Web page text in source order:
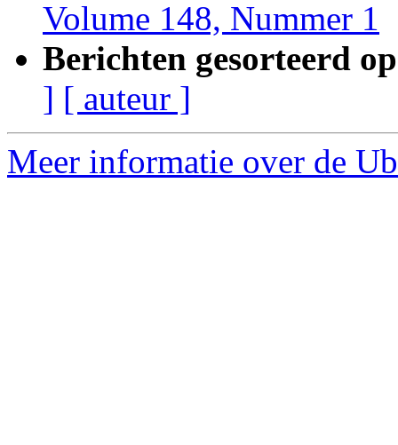
Volume 148, Nummer 1
Berichten gesorteerd
] [ auteur ]
Meer informatie over de